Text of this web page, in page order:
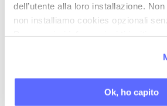
dell’utente alla loro installazione.
non installiamo cookies opzionali
Ok, ho capito
Torna a Le